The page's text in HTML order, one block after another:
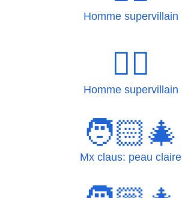
Homme supervillain
🦹‍♂️
Homme supervillain
🧑🏻‍🎄
Mx claus: peau claire